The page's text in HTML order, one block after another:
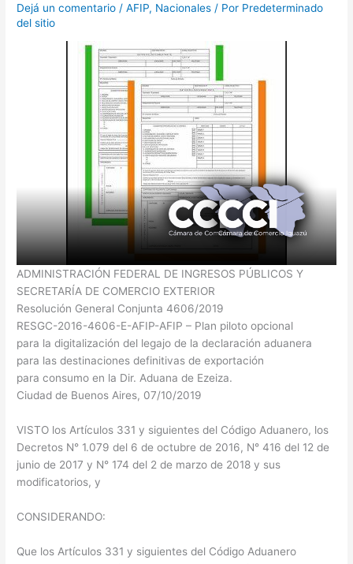
Dejá un comentario /AFIP, Nacionales / Por Predeterminado
del sitio
ADMINISTRACIÓN FEDERAL DE INGRESOS PÚBLICOS Y
SECRETARÍA DE COMERCIO EXTERIOR
Resolución General Conjunta 4606/2019
RESGC-2016-4606-E-AFIP-AFIP – Plan piloto opcional
para la digitalización del legajo de la declaración aduanera
para las destinaciones definitivas de exportación
para consumo en la Dir. Aduana de Ezeiza.
Ciudad de Buenos Aires, 07/10/2019
VISTO los Artículos 331 y siguientes del Código Aduanero, los
Decretos N° 1.079 del 6 de octubre de 2016, N° 416 del 12 de
junio de 2017 y N° 174 del 2 de marzo de 2018 y sus
modificatorios, y
CONSIDERANDO:
Que los Artículos 331 y siguientes del Código Aduanero